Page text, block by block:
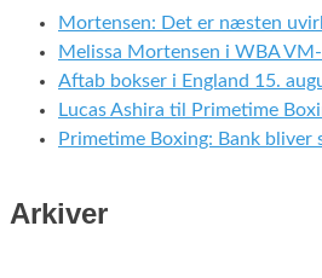
Mortensen: Det er næsten
Melissa Mortensen i WBA
Aftab bokser i England 15.
Lucas Ashira til Primetime
Primetime Boxing: Bank bliver
Arkiver